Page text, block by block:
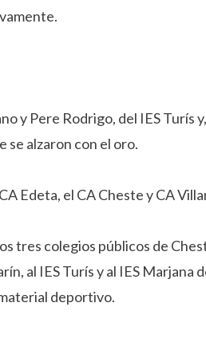
y Pere Rodrigo, del IES Turís
se alzaron con el oro.
Edeta, el CA Cheste y CA
tres colegios públicos de
al IES Turís y al IES Marjana
deportivo.